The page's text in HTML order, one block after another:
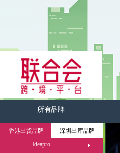
所有品牌
香港出货品牌
深圳出库品牌
Ideapro